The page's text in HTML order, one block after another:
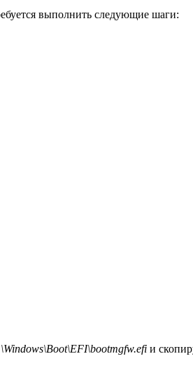
выполнить следующие шаги:
и